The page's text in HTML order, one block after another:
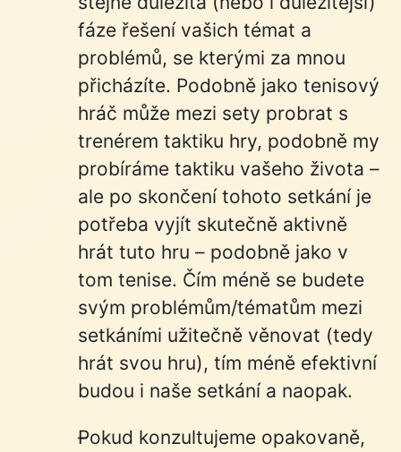
fáze řešení vašich témat a
problémů, se kterými za mnou
přicházíte. Podobně jako tenisový
hráč může mezi sety probrat s
trenérem taktiku hry, podobně my
probíráme taktiku vašeho života –
ale po skončení tohoto setkání je
potřeba vyjít skutečně aktivně
hrát tuto hru – podobně jako v
tom tenise. Čím méně se budete
svým problémům/tématům mezi
setkáními užitečně věnovat (tedy
hrát svou hru), tím méně efektivní
budou i naše setkání a naopak.
Pokud konzultujeme opakovaně,